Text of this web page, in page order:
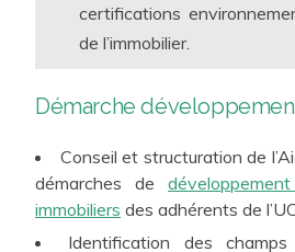
ressources et de
Aujourd’hui, ces préoccupations
pour les projets rénovés.
certifications
de l’immobilier.
Démarche
Conseil et structuration de
démarches de
immobiliers des adhérents de
Identification des